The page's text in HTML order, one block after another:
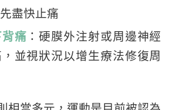
盡快止痛
痛 ：硬膜外注射或周邊神經
並視狀況以增生療法修復周